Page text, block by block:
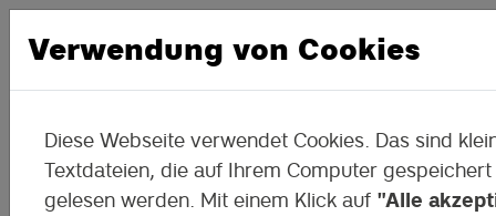
Das November-Highlight:
Verwendung von Cookies
Diese Webseite verwendet Cookies. Das sind
Textdateien, die auf Ihrem Computer
gelesen werden. Mit einem Klick auf "Alle